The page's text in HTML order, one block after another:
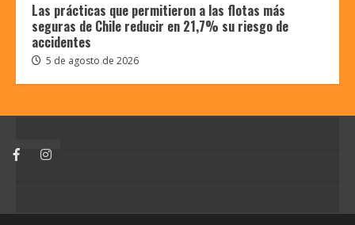
Las prácticas que permitieron a las flotas más
seguras de Chile reducir en 21,7% su riesgo de
accidentes
5 de agosto de 2026
FacebookInstagram